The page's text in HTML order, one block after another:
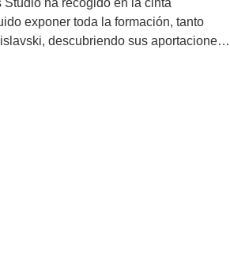
ha recogido en la cinta
exponer toda la formación, tanto
descubriendo sus aportaciones
Clift. Robert H. Hethmon ha
del Centro de Investigación